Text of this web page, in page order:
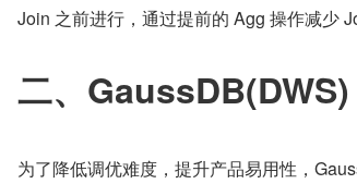
Join 之前进行，通过提前的 Agg 操作减少
二、
为了降低调优难度，提升产品易用性，